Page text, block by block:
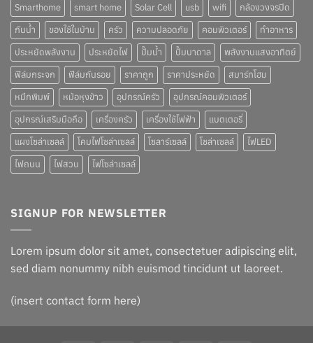
Smarthome
smart home Solar Cell usb wifi
กล้องวงจรปิด
กันน้ำ
ของใช้ในบ้าน ครัว ความปลอดภัย คอมพิวเตอร์
ทำอาหาร
ประหยัดพลังงาน
ประหยัดไฟ ปั๊มน้ำ ปั๊มบาดาล
พลังงานแสงอาทิตย์
ฟิล์มกระจก
ฟิล์มกันรอย ราคาถูก ราคาประหยัด
สมาร์ทโฮม
หมึกพิมพ์
หม้อหุงข้าว อุปกรณ์ครัว
อุปกรณ์คอมพิวเตอร์
อุปกรณ์เสริมมือถือ
เครื่องครัว เครื่องใช้ไฟฟ้า
แบตเตอรี่
แผงโซล่าเซลล์
โคมไฟโซล่าเซลล์ โซลาร์เซลล์ โซล่าเซลล์
ไฟLED
ไฟถนน
ไฟสวน ไฟโซล่าเซลล์
SIGNUP FOR NEWSLETTER
Lorem ipsum dolor sit amet, consectetuer adipiscing elit,
sed diam nonummy nibh euismod tincidunt ut laoreet.
(insert contact form here)